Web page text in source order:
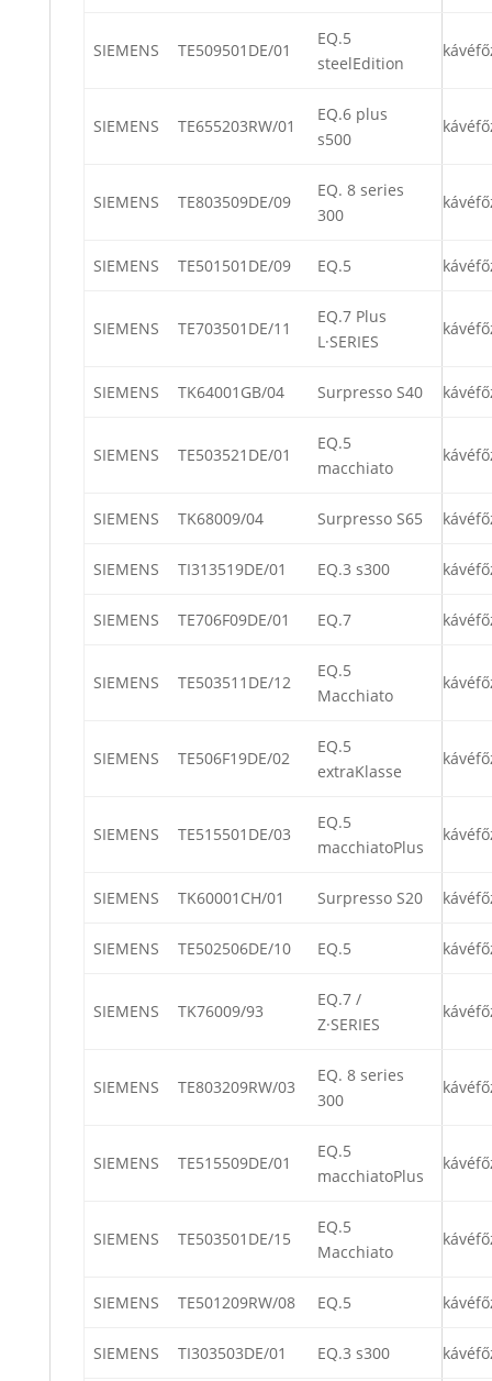
SIEMENS TE509501DE/01
EQ.5
steelEdition
SIEMENS TE655203RW/01
EQ.6 plus
s500
SIEMENS TE803509DE/09
EQ. 8 series
300
SIEMENS TE501501DE/09 EQ.5
SIEMENS TE703501DE/11
EQ.7 Plus
L·SERIES
SIEMENS TK64001GB/04 Surpresso S40
SIEMENS TE503521DE/01
EQ.5
macchiato
SIEMENS TK68009/04 Surpresso S65
SIEMENS TI313519DE/01 EQ.3 s300
SIEMENS TE706F09DE/01 EQ.7
SIEMENS TE503511DE/12
EQ.5
Macchiato
SIEMENS TE506F19DE/02
EQ.5
extraKlasse
SIEMENS TE515501DE/03
EQ.5
macchiatoPlus
SIEMENS TK60001CH/01 Surpresso S20
SIEMENS TE502506DE/10 EQ.5
SIEMENS TK76009/93
EQ.7 /
Z·SERIES
SIEMENS TE803209RW/03
EQ. 8 series
300
SIEMENS TE515509DE/01
EQ.5
macchiatoPlus
SIEMENS TE503501DE/15
EQ.5
Macchiato
SIEMENS TE501209RW/08 EQ.5
SIEMENS TI303503DE/01 EQ.3 s300